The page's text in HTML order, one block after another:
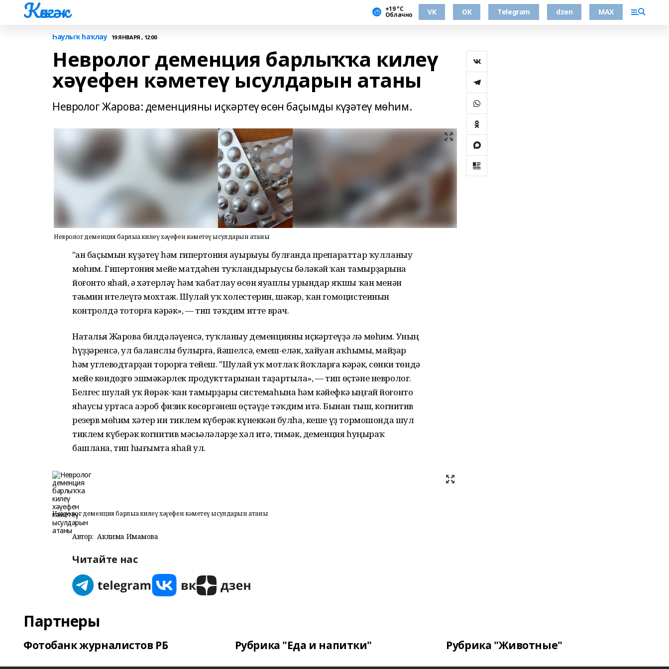
Көнгәк +19 °С
Облачно VK ОК Telegram dzen MAX
Һаулыҡ һаҡлау 19 ЯНВАРЯ , 12:00
Невролог деменция барлыҡҡа килеү
хәүефен кәметеү ысулдарын атаны
Невролог Жарова: деменцияны иҫкәртеү өсөн баҫымды күҙәтеү мөһим.
Невролог деменция барлыҡҡа килеү хәүефен кәметеү ысулдарын атаны
"Ҡан баҫымын күҙәтеү һәм гипертония ауырыуы булғанда препараттар ҡулланыу
мөһим. Гипертония мейе матдәһен туҡландырыусы бәләкәй ҡан тамырҙарына
йоғонто яһай, ә хәтерләү һәм ҡабатлау өсөн яуаплы урындар яҡшы ҡан менән
тәьмин ителеүгә мохтаж. Шулай уҡ холестерин, шәкәр, ҡан гомоцистеинын
контролдә тоторға кәрәк», — тип тәҡдим итте врач.
Наталья Жарова билдәләүенсә, туҡланыу деменцияны иҫкәртеүҙә лә мөһим. Уның
һүҙҙәренсә, ул баланслы булырға, йәшелсә, емеш-еләк, хайуан аҡһымы, майҙар
һәм углеводтарҙан торорға тейеш. "Шулай уҡ мотлаҡ йоҡларға кәрәк, сөнки төндә
мейе көндөҙгө эшмәкәрлек продукттарынан таҙартыла», — тип өҫтәне невролог.
Белгес шулай уҡ йөрәк-ҡан тамырҙары системаһына һәм кәйефкә ыңғай йоғонто
яһаусы уртаса аэроб физик көсөргәнеш өҫтәүҙе тәҡдим итә. Бынан тыш, когнитив
резерв мөһим хәтер ни тиклем күберәк күнеккән булһа, кеше үҙ тормошонда шул
тиклем күберәк когнитив мәсьәләләрҙе хәл итә, тимәк, деменция һуңыраҡ
башлана, тип һығымта яһай ул.
Невролог деменция барлыҡҡа килеү хәүефен кәметеү ысулдарын атаны
Автор: Аклима Имамова
Читайте нас
Партнеры
Фотобанк журналистов РБ Рубрика "Еда и напитки" Рубрика "Животные"